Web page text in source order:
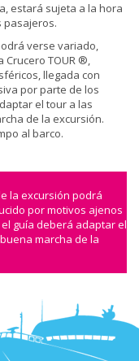
estará sujeta a la hora
pasajeros.
verse variado,
TOUR ®,
llegada con
por parte de los
el tour a las
de la excursión.
al barco.
la excursión podrá
por motivos ajenos
guía deberá adaptar el
marcha de la